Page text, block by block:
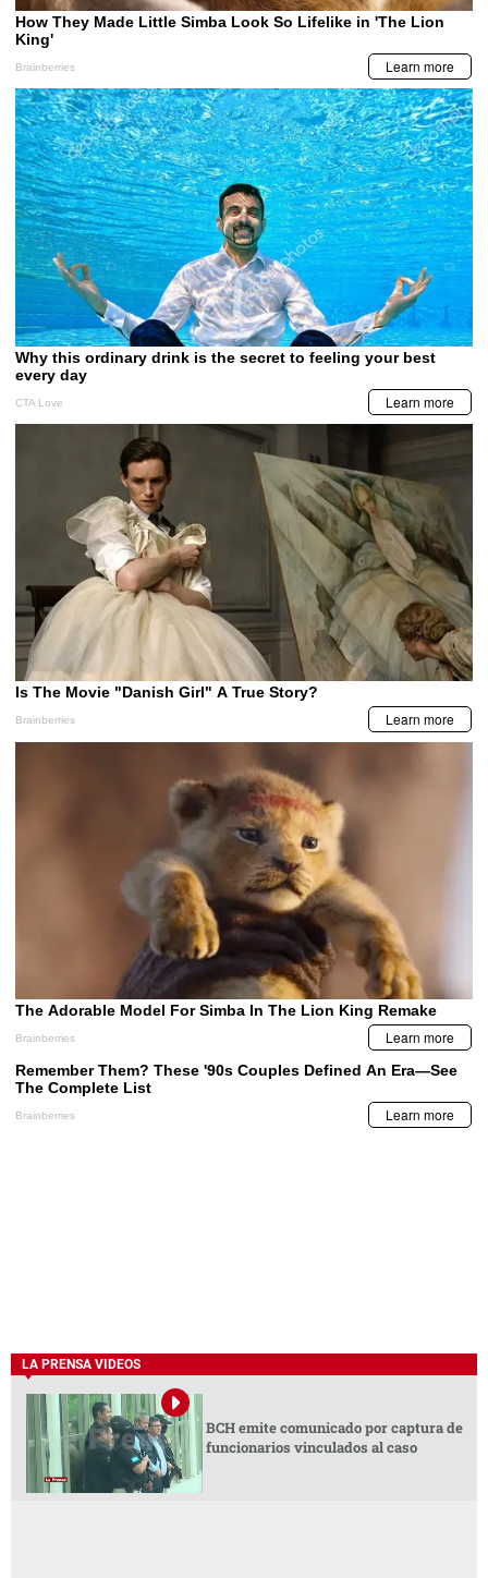
LA PRENSA VIDEOS
BCH emite comunicado por captura de
funcionarios vinculados al caso